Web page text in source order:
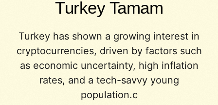
Turkey Tamam
Turkey has shown a growing interest in
cryptocurrencies, driven by factors such
as economic uncertainty, high inflation
rates, and a tech-savvy young
population.c